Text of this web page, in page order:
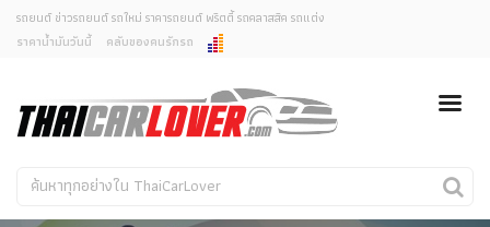
ยกเลิกการแจ้งเตือน
คุณต้องการยกเลิกการแจ้งเตือนข่าวสารเมื่อมีการอัพเดต
ใช่หรือไม่?
ไม่
รถยนต์ ข่าวรถยนต์ รถใหม่ ราคารถยนต์ พริตตี้ รถคลาสสิค รถแต่ง
ราคาน้ำมันวันนี้
คลับของคนรักรถ
รถใหม่
คนรักรถ